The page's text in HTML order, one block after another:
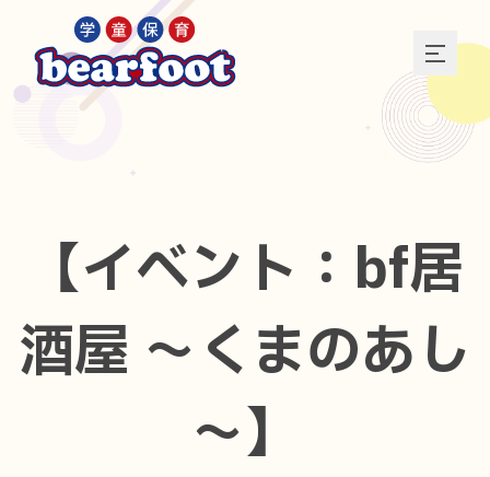
【イベント：bf居
酒屋 ～くまのあし
～】